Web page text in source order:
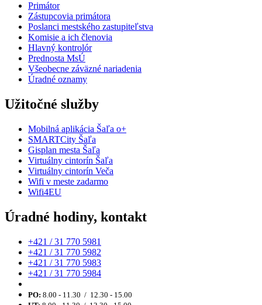
Primátor
Zástupcovia primátora
Poslanci mestského zastupiteľstva
Komisie a ich členovia
Hlavný kontrolór
Prednosta MsÚ
Všeobecne záväzné nariadenia
Úradné oznamy
Užitočné služby
Mobilná aplikácia Šaľa o+
SMARTCity Šaľa
Gisplan mesta Šaľa
Virtuálny cintorín Šaľa
Virtuálny cintorín Veča
Wifi v meste zadarmo
Wifi4EU
Úradné hodiny, kontakt
+421 / 31 770 5981
+421 / 31 770 5982
+421 / 31 770 5983
+421 / 31 770 5984
PO: 8.00 - 11.30 / 12.30 - 15.00